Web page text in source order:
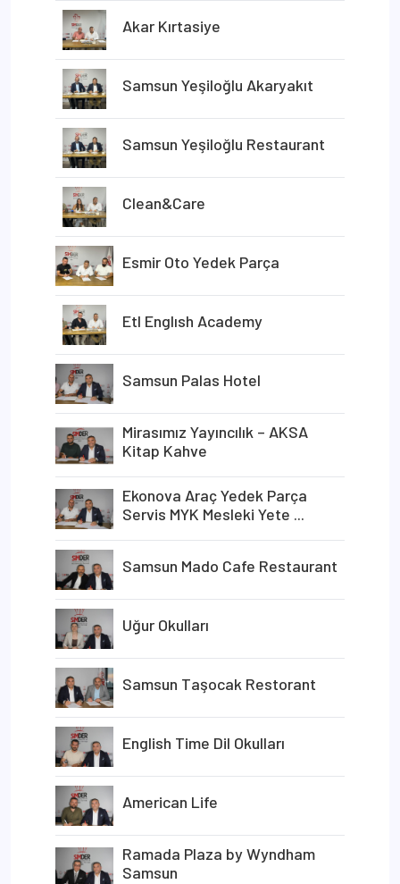
Akar Kırtasiye
Samsun Yeşiloğlu Akaryakıt
Samsun Yeşiloğlu Restaurant
Clean&Care
Esmir Oto Yedek Parça
Etl Englısh Academy
Samsun Palas Hotel
Mirasımız Yayıncılık – AKSA
Kitap Kahve
Ekonova Araç Yedek Parça
Servis MYK Mesleki Yete ...
Samsun Mado Cafe Restaurant
Uğur Okulları
Samsun Taşocak Restorant
English Time Dil Okulları
American Life
Ramada Plaza by Wyndham
Samsun